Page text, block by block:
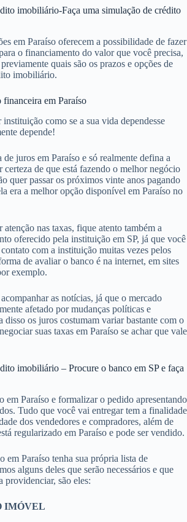
imobiliário-Faça uma simulação de crédito
em Paraíso oferecem a possibilidade de fazer
o financiamento do valor que você precisa,
quais são os prazos e opções de
imobiliário.
em Paraíso
como se a sua vida dependesse
depende!
juros em Paraíso e só realmente defina a
de que está fazendo o melhor negócio
quer passar os próximos vinte anos pagando
era a melhor opção disponível em Paraíso no
atenção nas taxas, fique atento também a
oferecido pela instituição em SP, já que você
com a instituição muitas vezes pelos
de avaliar o banco é na internet, em sites
exemplo.
as notícias, já que o mercado
afetado por mudanças políticas e
disso os juros costumam variar bastante com o
suas taxas em Paraíso se achar que vale
imobiliário – Procure o banco em SP e faça
em Paraíso e formalizar o pedido apresentando
Tudo que você vai entregar tem a finalidade
dos vendedores e compradores, além de
regularizado em Paraíso e pode ser vendido.
em Paraíso tenha sua própria lista de
alguns deles que serão necessários e que
providenciar, são eles:
IMÓVEL